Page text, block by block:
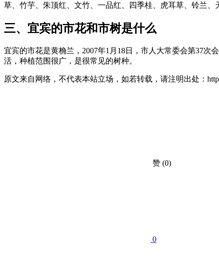
草、竹芋、朱顶红、文竹、一品红、四季桂、虎耳草、铃兰
三、宜宾的市花和市树是什么
宜宾的市花是黄桷兰，2007年1月18日，市人大常委会第37
活，种植范围很广，是很常见的树种。
原文来自网络，不代表本站立场，如若转载，请注明出处：
赞 (0)
0